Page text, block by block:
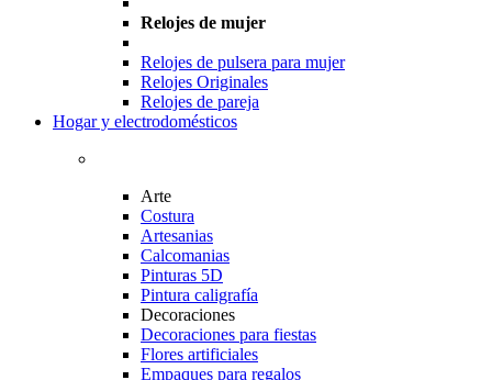
Relojes de mujer
Relojes de pulsera para mujer
Relojes Originales
Relojes de pareja
Hogar y electrodomésticos
Arte
Costura
Artesanias
Calcomanias
Pinturas 5D
Pintura caligrafía
Decoraciones
Decoraciones para fiestas
Flores artificiales
Empaques para regalos